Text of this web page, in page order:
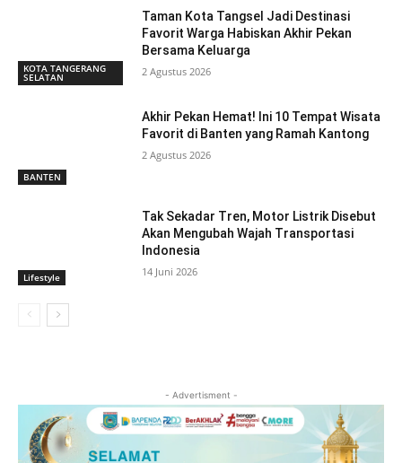
KOTA TANGERANG
SELATAN
Taman Kota Tangsel Jadi Destinasi
Favorit Warga Habiskan Akhir Pekan
Bersama Keluarga
2 Agustus 2026
BANTEN
Akhir Pekan Hemat! Ini 10 Tempat Wisata
Favorit di Banten yang Ramah Kantong
2 Agustus 2026
Lifestyle
Tak Sekadar Tren, Motor Listrik Disebut
Akan Mengubah Wajah Transportasi
Indonesia
14 Juni 2026
- Advertisment -